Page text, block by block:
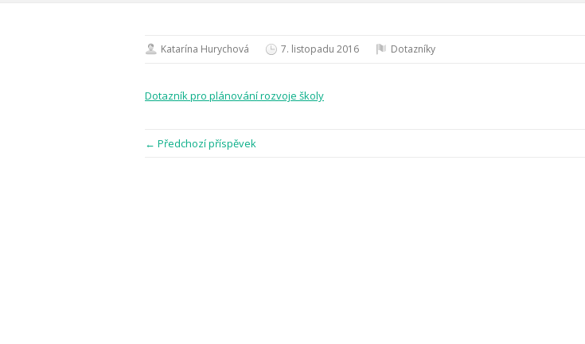
Katarína Hurychová 7. listopadu 2016 Dotazníky
Dotazník pro plánování rozvoje školy
← Předchozí příspěvek